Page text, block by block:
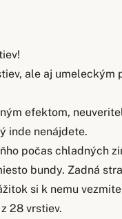
ale aj umeleckým
efektom,
inde nenájdete.
počas chladných
bundy. Zadná
si k nemu
28 vrstiev.